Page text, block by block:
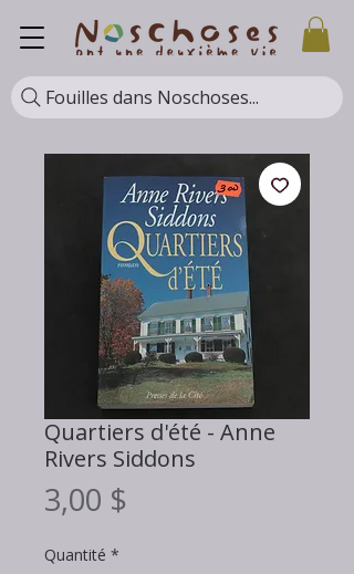
Fouilles dans Noschoses...
Quartiers d'été - Anne
Rivers Siddons
3,00 $
Quantité *